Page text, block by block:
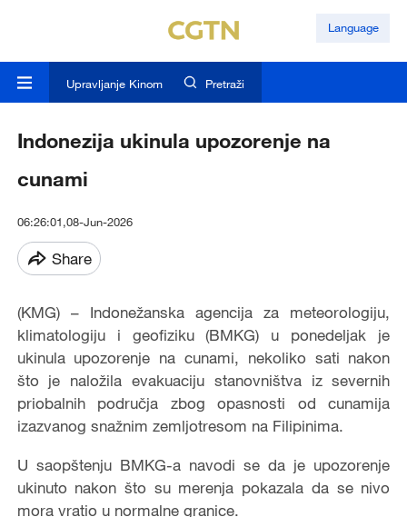
Language
Upravljanje Kinom Pretraži
Indonezija ukinula upozorenje na
cunami
06:26:01,08-Jun-2026
Share
(KMG) – Indonežanska agencija za meteorologiju,
klimatologiju i geofiziku (BMKG) u ponedeljak je
ukinula upozorenje na cunami, nekoliko sati nakon
što je naložila evakuaciju stanovništva iz severnih
priobalnih područja zbog opasnosti od cunamija
izazvanog snažnim zemljotresom na Filipinima.
U saopštenju BMKG-a navodi se da je upozorenje
ukinuto nakon što su merenja pokazala da se nivo
mora vratio u normalne granice.